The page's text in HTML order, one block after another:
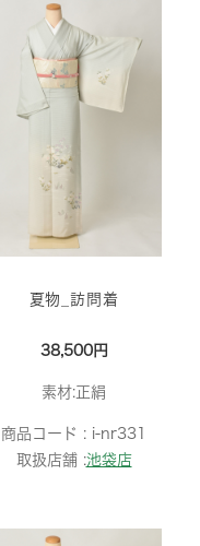
夏物_訪問着
38,500円
素材:正絹
商品コード : i-nr331
取扱店舗 :池袋店